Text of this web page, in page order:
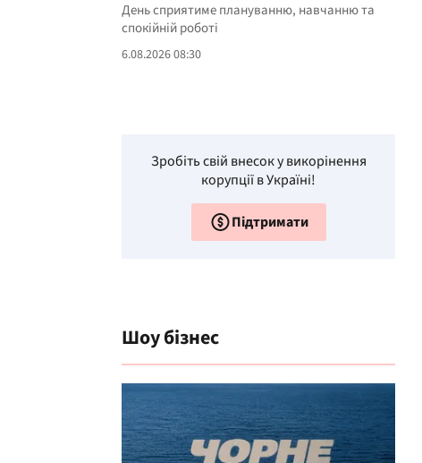
День сприятиме плануванню, навчанню та
спокійній роботі
6.08.2026 08:30
Зробіть свій внесок у викорінення
корупції в Україні!
Підтримати
Шоу бізнес